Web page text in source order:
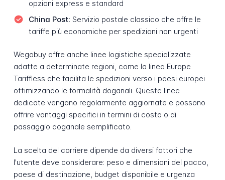
opzioni express e standard
China Post: Servizio postale classico che offre le
tariffe più economiche per spedizioni non urgenti
Wegobuy offre anche linee logistiche specializzate
adatte a determinate regioni, come la linea Europe
Tariffless che facilita le spedizioni verso i paesi europei
ottimizzando le formalità doganali. Queste linee
dedicate vengono regolarmente aggiornate e possono
offrire vantaggi specifici in termini di costo o di
passaggio doganale semplificato.
La scelta del corriere dipende da diversi fattori che
l'utente deve considerare: peso e dimensioni del pacco,
paese di destinazione, budget disponibile e urgenza